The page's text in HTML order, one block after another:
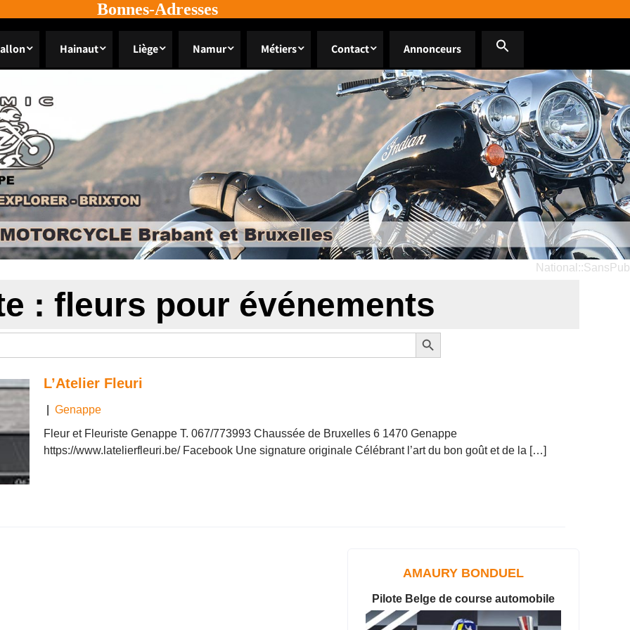
Bonnes-Adresses
Hainaut Liège Namur Métiers Contact Annonceurs
National::SansPub
: fleurs pour événements
Search Button
L’Atelier Fleuri
Genappe
Fleur et Fleuriste Genappe T. 067/773993 Chaussée de Bruxelles 6 1470 Genappe
https://www.latelierfleuri.be/ Facebook Une signature originale Célébrant l’art du bon goût et de la […]
AMAURY BONDUEL
Pilote Belge de course automobile